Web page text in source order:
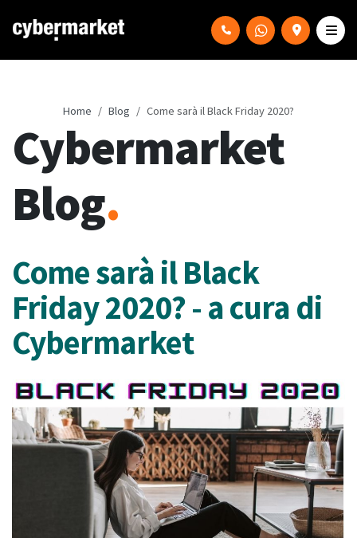
Home Blog Come sarà il Black Friday 2020?
Cybermarket
Blog.
Come sarà il Black
Friday 2020? - a cura di
Cybermarket